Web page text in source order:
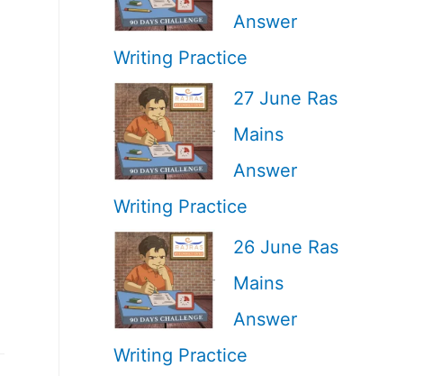
Answer
Writing Practice
27 June Ras
Mains
Answer
Writing Practice
26 June Ras
Mains
Answer
Writing Practice